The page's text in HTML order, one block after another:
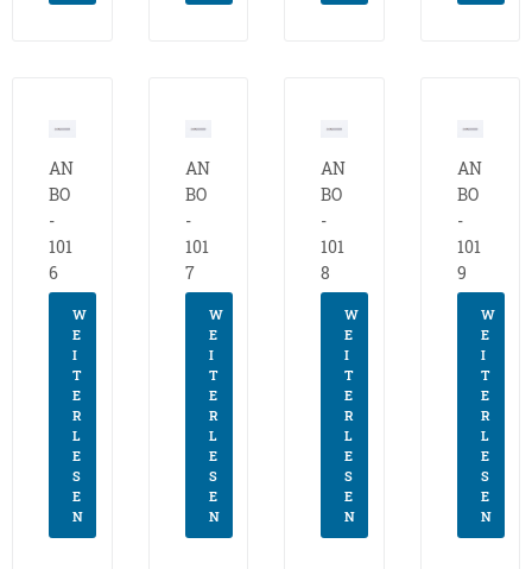
AN
BO
-
101
6
W
E
I
T
E
R
L
E
S
E
N
AN
BO
-
101
7
W
E
I
T
E
R
L
E
S
E
N
AN
BO
-
101
8
W
E
I
T
E
R
L
E
S
E
N
AN
BO
-
101
9
W
E
I
T
E
R
L
E
S
E
N